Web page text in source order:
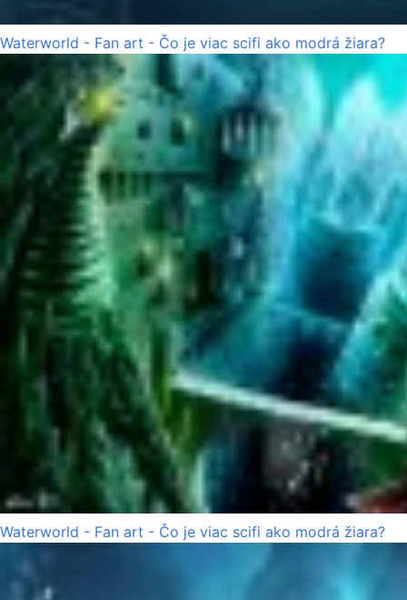
Waterworld - Fan art - Čo je viac scifi ako modrá žiara?
Waterworld - Fan art - Čo je viac scifi ako modrá žiara?